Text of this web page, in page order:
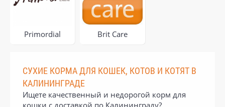
Primordial Brit Care
СУХИЕ КОРМА ДЛЯ КОШЕК, КОТОВ И КОТЯТ В
КАЛИНИНГРАДЕ
Ищете качественный и недорогой корм для
кошки с доставкой по Калининграду?